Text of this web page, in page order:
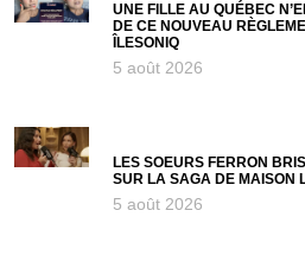
UNE FILLE AU QUÉBEC
DE CE NOUVEAU
ÎLESONIQ
5 août 2026
LES SOEURS FERRON
SUR LA SAGA DE MAISON
5 août 2026